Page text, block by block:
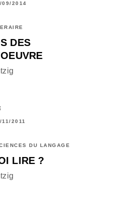
09/2014
DES
11/2011
DU LANGAGE
LIRE ?